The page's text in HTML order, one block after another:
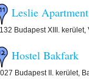
Leslie
Budapest XIII.
Hostel Bakfark
Budapest II. kerület,